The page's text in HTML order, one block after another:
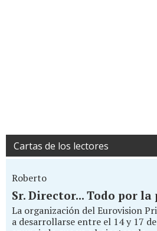
Cartas de los lectores
Roberto
Sr. Director... Todo por la
La organización del Eurovision
a desarrollarse entre el 14 y 17